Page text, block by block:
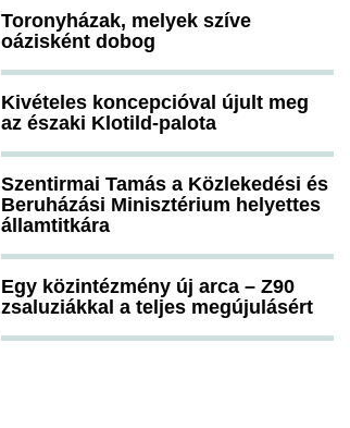
Toronyházak, melyek szíve
oázisként dobog
Kivételes koncepcióval újult meg
az északi Klotild-palota
Szentirmai Tamás a Közlekedési és
Beruházási Minisztérium helyettes
államtitkára
Egy közintézmény új arca – Z90
zsaluziákkal a teljes megújulásért